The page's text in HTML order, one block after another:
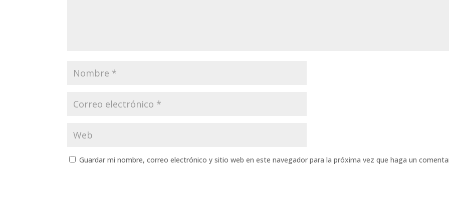
Guardar mi nombre, correo electrónico y sitio web en este navegador para la próxima vez que haga un